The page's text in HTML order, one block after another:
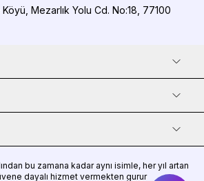
Köyü, Mezarlık Yolu Cd. No:18, 77100
bu zamana kadar aynı isimle, her yıl artan
dayalı hizmet vermekten gurur